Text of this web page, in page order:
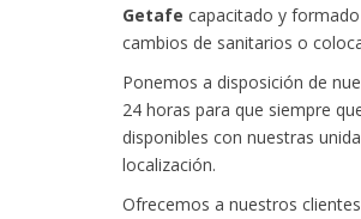
Getafe capacitado y
cambios de sanitarios o
Ponemos a disposición de
24 horas para que siempre
disponibles con nuestras
localización.
Ofrecemos a nuestros